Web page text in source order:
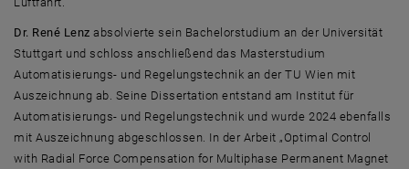
Dr. René Lenzabsolvierte sein Bachelorstudium an der Universität
Stuttgart und schloss anschließend das Masterstudium
Automatisierungs- und Regelungstechnik an der TU Wien mit
Auszeichnung ab. Seine Dissertation entstand am Institut für
Automatisierungs- und Regelungstechnik und wurde 2024 ebenfalls
mit Auszeichnung abgeschlossen. In der Arbeit „Optimal Control
with Radial Force Compensation for Multiphase Permanent Magnet